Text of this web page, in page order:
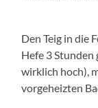
Den Teig in die
Hefe 3 Stunden
wirklich hoch),
vorgeheizten